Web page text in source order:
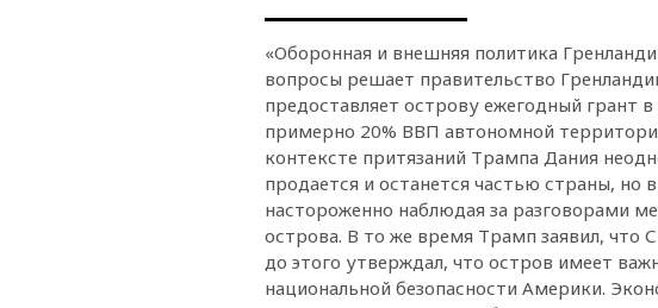
«Оборонная и внешняя политика
вопросы решает правительство
предоставляет острову ежегодный грант
примерно 20% ВВП автономной
контексте притязаний Трампа Дания
продается и останется частью страны, но
настороженно наблюдая за разговорами
острова. В то же время Трамп заявил, что
до этого утверждал, что остров имеет
национальной безопасности Америки.